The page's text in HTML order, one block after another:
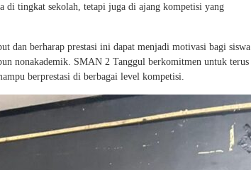
di tingkat sekolah, tetapi juga di ajang kompetisi yang
dan berharap prestasi ini dapat menjadi motivasi bagi siswa
nonakademik. SMAN 2 Tanggul berkomitmen untuk terus
berprestasi di berbagai level kompetisi.